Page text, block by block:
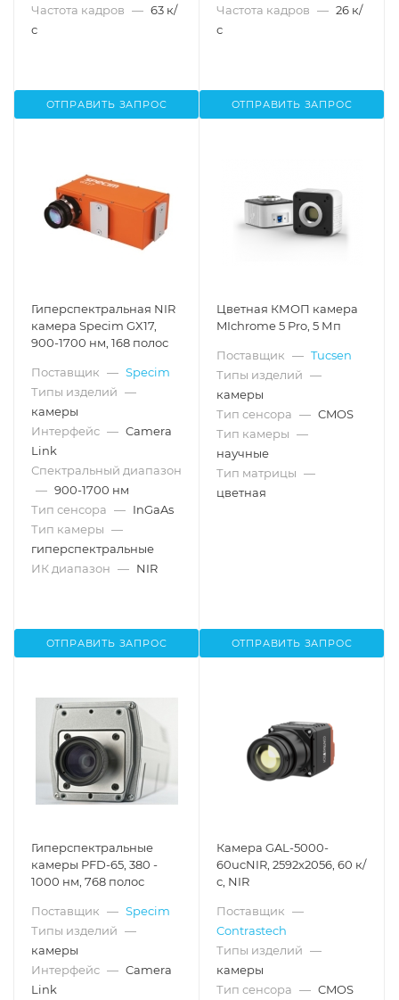
Частота кадров — 63 к/
с
ОТПРАВИТЬ ЗАПРОС
Частота кадров — 26 к/
с
ОТПРАВИТЬ ЗАПРОС
Гиперспектральная NIR
камера Specim GX17,
900-1700 нм, 168 полос
Поставщик — Specim
Типы изделий —
камеры
Интерфейс — Camera
Link
Спектральный диапазон
— 900-1700 нм
Тип сенсора — InGaAs
Тип камеры —
гиперспектральные
ИК диапазон — NIR
ОТПРАВИТЬ ЗАПРОС
Цветная КМОП камера
MIchrome 5 Pro, 5 Мп
Поставщик — Tucsen
Типы изделий —
камеры
Тип сенсора — CMOS
Тип камеры —
научные
Тип матрицы —
цветная
ОТПРАВИТЬ ЗАПРОС
Гиперспектральные
камеры PFD-65, 380 -
1000 нм, 768 полос
Поставщик — Specim
Типы изделий —
камеры
Интерфейс — Camera
Link
Камера GAL-5000-
60ucNIR, 2592x2056, 60 к/
с, NIR
Поставщик —
Contrastech
Типы изделий —
камеры
Тип сенсора — CMOS